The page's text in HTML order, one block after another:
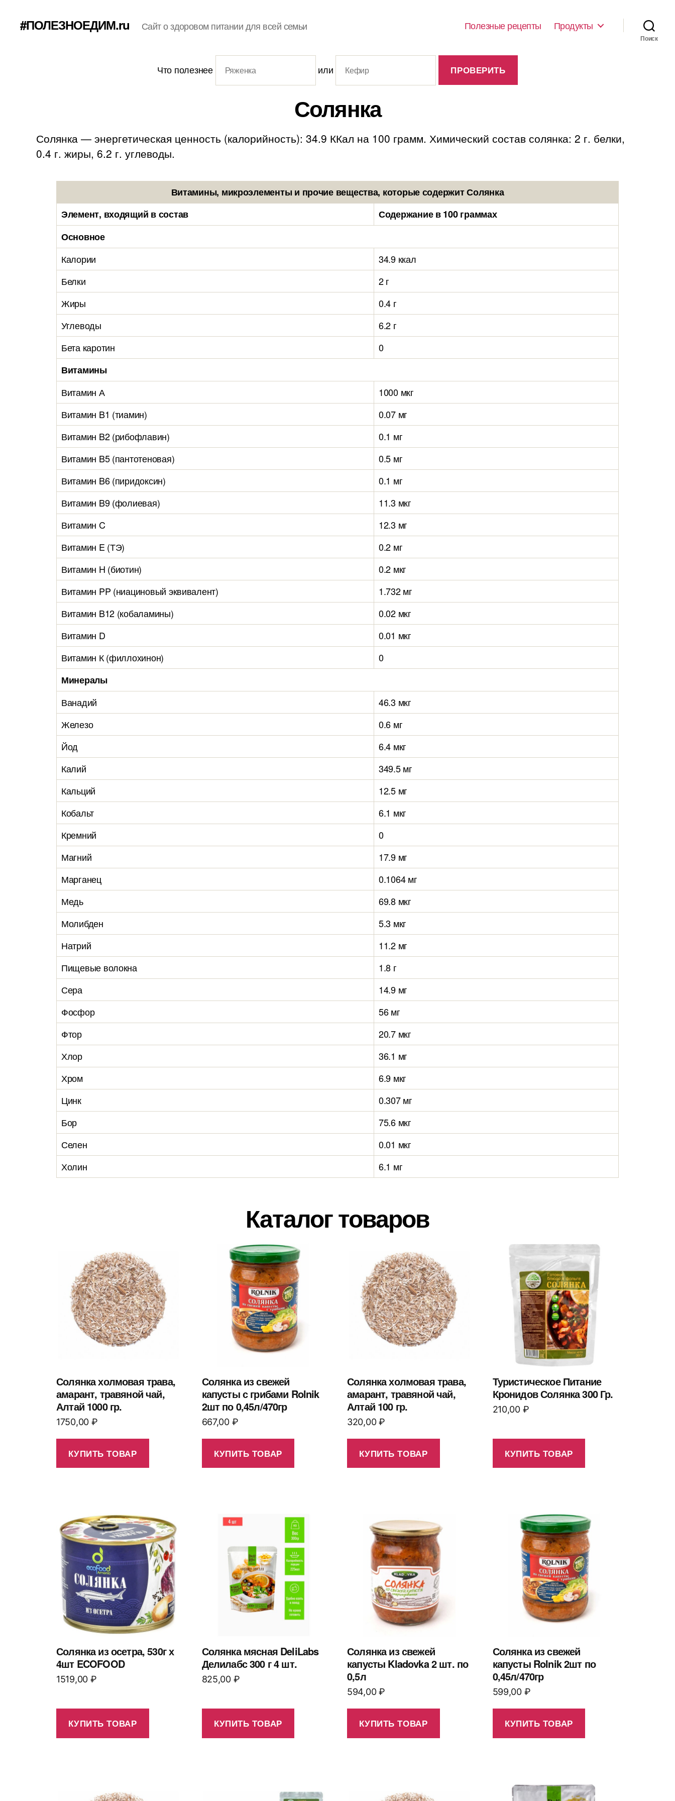
#ПОЛЕЗНОЕДИМ.ru Сайт о здоровом питании для всей семьи Полезные рецепты Продукты
Поиск
Что полезнее или
Солянка
Солянка — энергетическая ценность (калорийность): 34.9 ККал на 100 грамм. Химический состав солянка: 2 г. белки,
0.4 г. жиры, 6.2 г. углеводы.
Витамины, микроэлементы и прочие вещества, которые содержит Солянка
Элемент, входящий в состав
Содержание в 100 граммах
Основное
Калории
34.9 ккал
Белки
2 г
Жиры
0.4 г
Углеводы
6.2 г
Бета каротин
0
Витамины
Витамин А
1000 мкг
Витамин B1 (тиамин)
0.07 мг
Витамин B2 (рибофлавин)
0.1 мг
Витамин B5 (пантотеновая)
0.5 мг
Витамин B6 (пиридоксин)
0.1 мг
Витамин B9 (фолиевая)
11.3 мкг
Витамин C
12.3 мг
Витамин E (ТЭ)
0.2 мг
Витамин H (биотин)
0.2 мкг
Витамин PP (ниациновый эквивалент)
1.732 мг
Витамин B12 (кобаламины)
0.02 мкг
Витамин D
0.01 мкг
Витамин К (филлохинон)
0
Минералы
Ванадий
46.3 мкг
Железо
0.6 мг
Йод
6.4 мкг
Калий
349.5 мг
Кальций
12.5 мг
Кобальт
6.1 мкг
Кремний
0
Магний
17.9 мг
Марганец
0.1064 мг
Медь
69.8 мкг
Молибден
5.3 мкг
Натрий
11.2 мг
Пищевые волокна
1.8 г
Сера
14.9 мг
Фосфор
56 мг
Фтор
20.7 мкг
Хлор
36.1 мг
Хром
6.9 мкг
Цинк
0.307 мг
Бор
75.6 мкг
Селен
0.01 мкг
Холин
6.1 мг
Каталог товаров
Солянка холмовая трава,
амарант, травяной чай,
Алтай 1000 гр.
1750,00 ₽
КУПИТЬ ТОВАР
Солянка из свежей
капусты с грибами Rolnik
2шт по 0,45л/470гр
667,00 ₽
КУПИТЬ ТОВАР
Солянка холмовая трава,
амарант, травяной чай,
Алтай 100 гр.
320,00₽
КУПИТЬ ТОВАР
Туристическое Питание
Кронидов Солянка 300 Гр.
210,00 ₽
КУПИТЬ ТОВАР
Солянка из осетра, 530г х
4шт ECOFOOD
1519,00 ₽
КУПИТЬ ТОВАР
Солянка мясная DeliLabs
Делилабс 300 г 4 шт.
825,00 ₽
КУПИТЬ ТОВАР
Солянка из свежей
капусты Kladovka 2 шт. по
0,5л
594,00₽
КУПИТЬ ТОВАР
Солянка из свежей
капусты Rolnik 2шт по
0,45л/470гр
599,00 ₽
КУПИТЬ ТОВАР